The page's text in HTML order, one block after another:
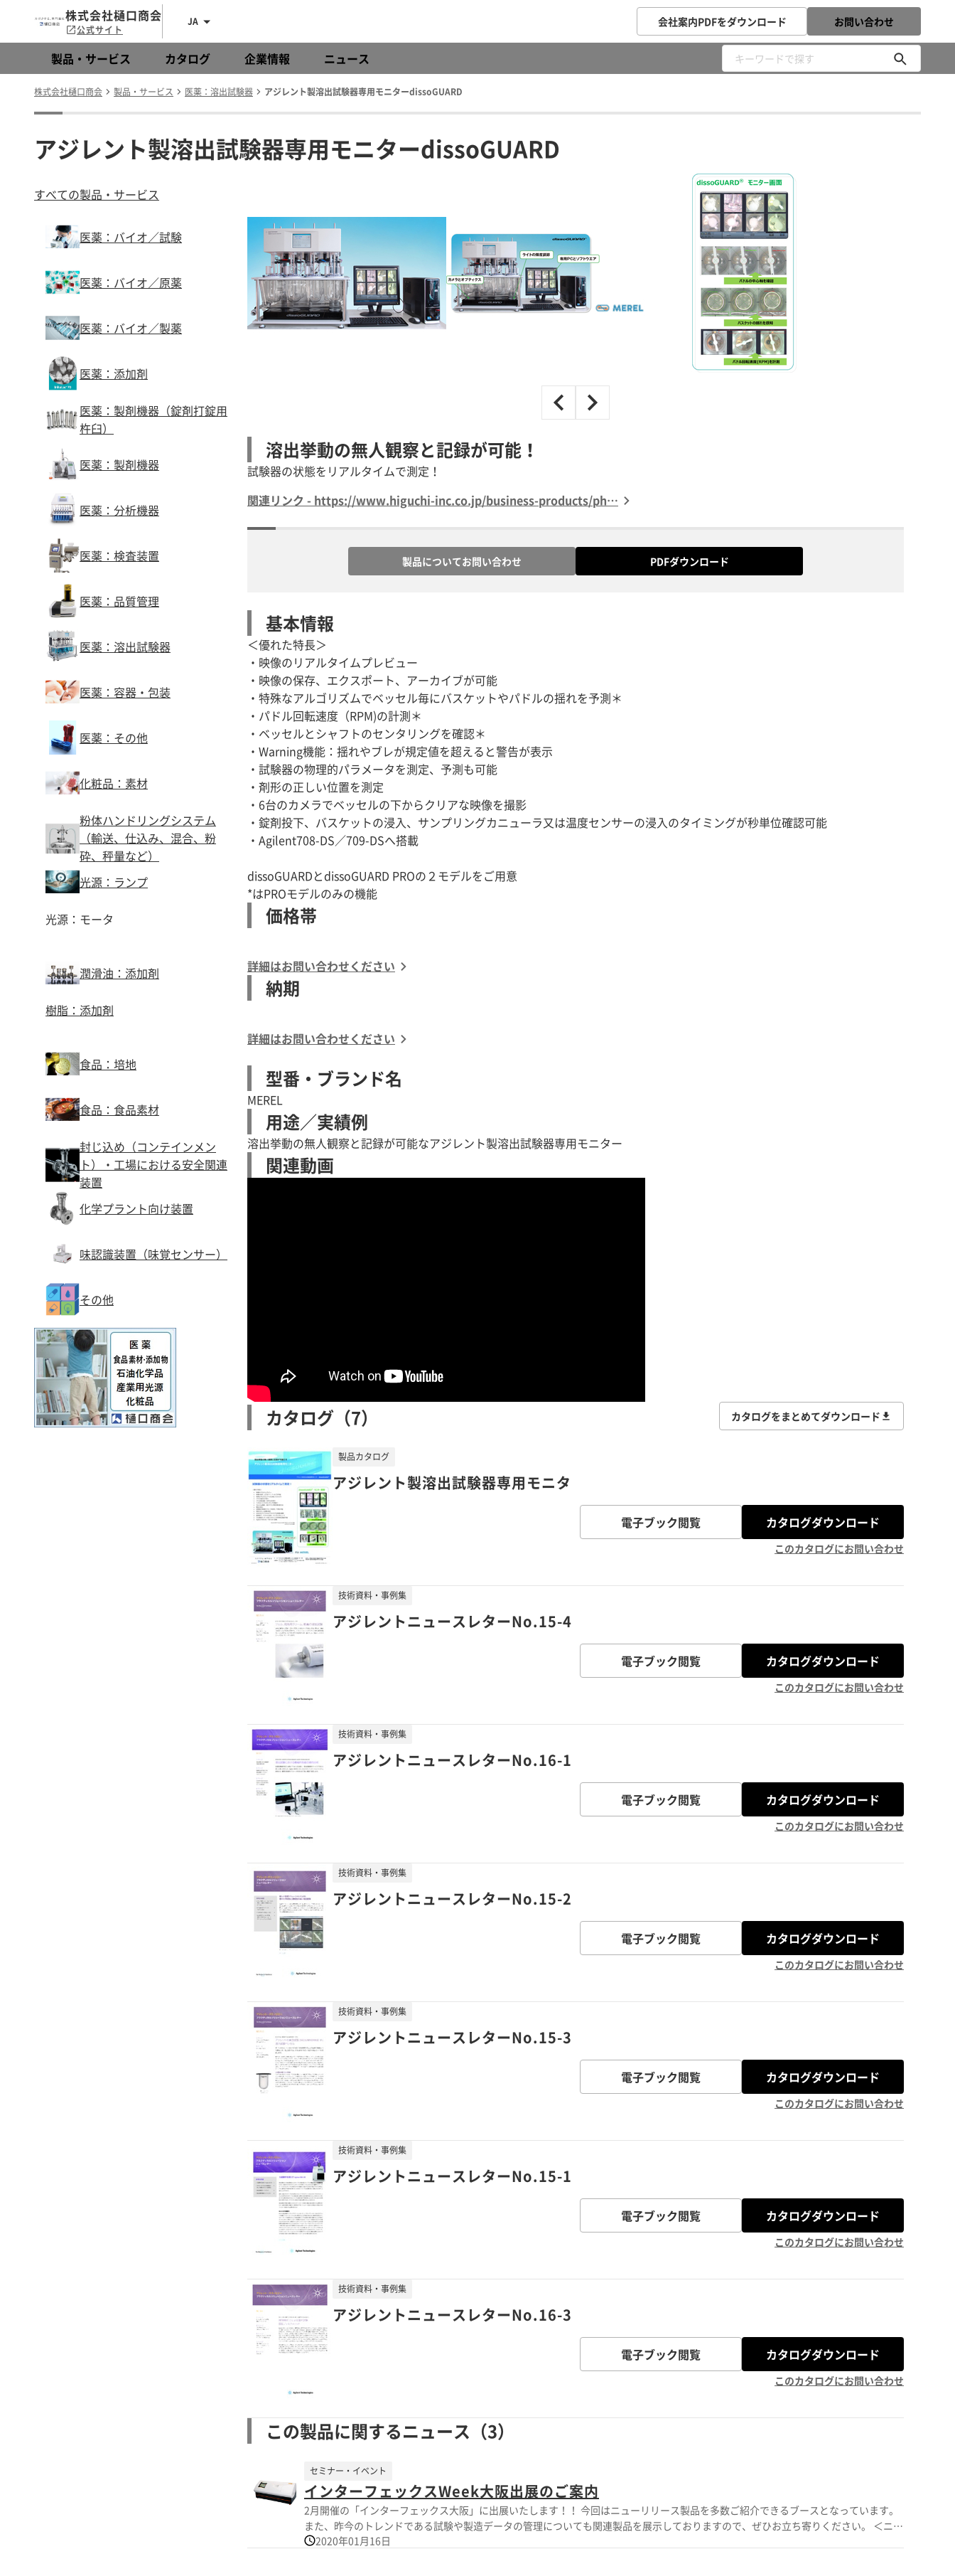
株式会社樋口商会
公式サイト
JA 会社案内PDFをダウンロード お問い合わせ
製品・サービス カタログ 企業情報 ニュース
株式会社樋口商会 製品・サービス 医薬：溶出試験器 アジレント製溶出試験器専用モニターdissoGUARD
アジレント製溶出試験器専用モニターdissoGUARD
すべての製品・サービス
医薬：バイオ／試験
医薬：バイオ／原薬
医薬：バイオ／製薬
医薬：添加剤
医薬：製剤機器（錠剤打錠用
杵臼）
医薬：製剤機器
医薬：分析機器
医薬：検査装置
医薬：品質管理
医薬：溶出試験器
医薬：容器・包装
医薬：その他
化粧品：素材
粉体ハンドリングシステム
（輸送、仕込み、混合、粉
砕、秤量など）
光源：ランプ
光源：モータ
潤滑油：添加剤
樹脂：添加剤
食品：培地
食品：食品素材
封じ込め（コンテインメン
ト）・工場における安全関連
装置
化学プラント向け装置
味認識装置（味覚センサー）
その他
溶出挙動の無人観察と記録が可能！
試験器の状態をリアルタイムで測定！
関連リンク - https://www.higuchi-inc.co.jp/business-products/ph…
製品についてお問い合わせ PDFダウンロード
基本情報
＜優れた特長＞
・映像のリアルタイムプレビュー
・映像の保存、エクスポート、アーカイブが可能
・特殊なアルゴリズムでベッセル毎にバスケットやパドルの揺れを予測＊
・パドル回転速度（RPM)の計測＊
・ベッセルとシャフトのセンタリングを確認＊
・Warning機能：揺れやブレが規定値を超えると警告が表示
・試験器の物理的パラメータを測定、予測も可能
・剤形の正しい位置を測定
・6台のカメラでベッセルの下からクリアな映像を撮影
・錠剤投下、バスケットの浸入、サンプリングカニューラ又は温度センサーの浸入のタイミングが秒単位確認可能
・Agilent708-DS／709-DSへ搭載
dissoGUARDとdissoGUARD PROの２モデルをご用意
*はPROモデルのみの機能
価格帯
詳細はお問い合わせください
納期
詳細はお問い合わせください
型番・ブランド名
MEREL
用途／実績例
溶出挙動の無人観察と記録が可能なアジレント製溶出試験器専用モニター
関連動画
カタログ（7） カタログをまとめてダウンロード
アジレント製溶出試験器専用モニタ
製品カタログ
電子ブック閲覧 カタログダウンロード
このカタログにお問い合わせ
アジレントニュースレターNo.15-4
技術資料・事例集
電子ブック閲覧 カタログダウンロード
このカタログにお問い合わせ
アジレントニュースレターNo.16-1
技術資料・事例集
電子ブック閲覧 カタログダウンロード
このカタログにお問い合わせ
アジレントニュースレターNo.15-2
技術資料・事例集
電子ブック閲覧 カタログダウンロード
このカタログにお問い合わせ
アジレントニュースレターNo.15-3
技術資料・事例集
電子ブック閲覧 カタログダウンロード
このカタログにお問い合わせ
アジレントニュースレターNo.15-1
技術資料・事例集
電子ブック閲覧 カタログダウンロード
このカタログにお問い合わせ
アジレントニュースレターNo.16-3
技術資料・事例集
電子ブック閲覧 カタログダウンロード
このカタログにお問い合わせ
この製品に関するニュース（3）
インターフェックスWeek大阪出展のご案内
セミナー・イベント
2月開催の「インターフェックス大阪」に出展いたします！！ 今回はニューリリース製品を多数ご紹介できるブースとなっています。
また、昨今のトレンドである試験や製造データの管理についても関連製品を展示しておりますので、ぜひお立ち寄りください。 ＜ニュ
ーリリース製品抜粋＞ ▶JP・USP・ChP対応 旋光度計 ▶パート11対応 錠剤試験機 ▶卓上型顆粒製造装置 ▶動的流動性試験装置
2020年01月16日